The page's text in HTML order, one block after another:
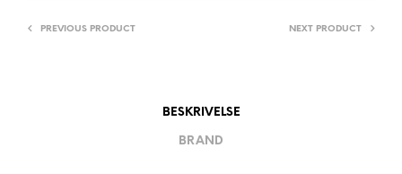
PREVIOUS PRODUCT NEXT PRODUCT
BESKRIVELSE
BRAND